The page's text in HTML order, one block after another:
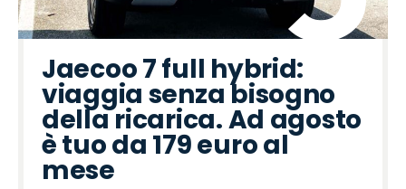
Jaecoo 7 full hybrid:
viaggia senza bisogno
della ricarica. Ad agosto
è tuo da 179 euro al
mese